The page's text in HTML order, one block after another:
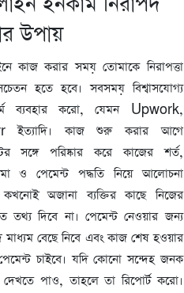
উপায়
কাজ করার সময় তোমাকে নিরাপত্তা
হতে হবে। সবসময় বিশ্বাসযোগ্য
ব্যবহার করো, যেমন Upwork,
ইত্যাদি। কাজ শুরু করার আগে
সঙ্গে পরিষ্কার করে কাজের শর্ত,
ও পেমেন্ট পদ্ধতি নিয়ে আলোচনা
অজানা ব্যক্তির কাছে নিজের
তথ্য দিবে না। পেমেন্ট নেওয়ার জন্য
মাধ্যম বেছে নিবে এবং কাজ শেষ হওয়ার
চাইবে। যদি কোনো সন্দেহ জনক
পাও, তাহলে তা রিপোর্ট করো।